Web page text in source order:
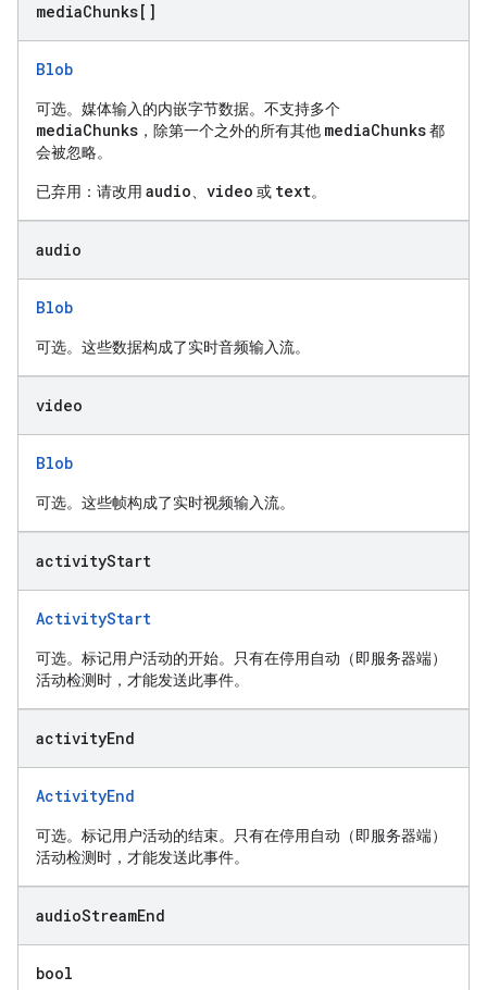
mediaChunks[]
Blob
可选。媒体输入的内嵌字节数据。不支持多个
mediaChunks ，除第一个之外的所有其他 mediaChunks都
会被忽略。
已弃用：请改用 audio video 或 text。
audio
Blob
可选。这些数据构成了实时音频输入流。
video
Blob
可选。这些帧构成了实时视频输入流。
activityStart
ActivityStart
可选。标记用户活动的开始。只有在停用自动（即服务器端）
活动检测时，才能发送此事件。
activityEnd
ActivityEnd
可选。标记用户活动的结束。只有在停用自动（即服务器端）
活动检测时，才能发送此事件。
audioStreamEnd
bool